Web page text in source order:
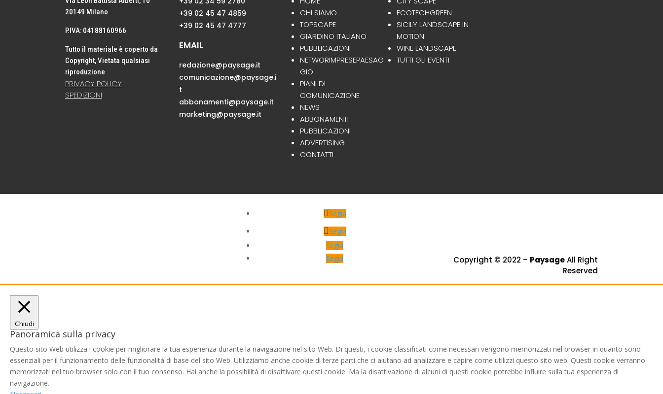
20149 Milano
P.IVA: 04188160966
Tutto il materiale è coperto da
Copyright, Vietata qualsiasi
riproduzione
PRIVACY POLICY
SPEDIZIONI
+39 02 45 47 4859
+39 02 45 47 4777
EMAIL
redazione@paysage.it
comunicazione@paysage.i
t
abbonamenti@paysage.it
marketing@paysage.it
CHI SIAMO
TOPSCAPE
GIARDINO ITALIANO
PUBBLICAZIONI
NETWORIMPRESEPAESAG
GIO
PIANI DI
COMUNICAZIONE
NEWS
ABBONAMENTI
PUBBLICAZIONI
ADVERTISING
CONTATTI
ECOTECHGREEN
SICILY LANDSCAPE IN
MOTION
WINE LANDSCAPE
TUTTI GLI EVENTI
Segui
Segui
Segui
Segui
Copyright © 2022 – PaysageAll Right
Reserved
Chiudi
Panoramica sulla privacy
Questo sito Web utilizza i cookie per migliorare la tua esperienza durante la navigazione nel sito Web. Di questi, i cookie classificati come necessari vengono memorizzati nel browser in quanto sono
essenziali per il funzionamento delle funzionalità di base del sito Web. Utilizziamo anche cookie di terze parti che ci aiutano ad analizzare e capire come utilizzi questo sito web. Questi cookie verranno
memorizzati nel tuo browser solo con il tuo consenso. Hai anche la possibilità di disattivare questi cookie. Ma la disattivazione di alcuni di questi cookie potrebbe influire sulla tua esperienza di
navigazione.